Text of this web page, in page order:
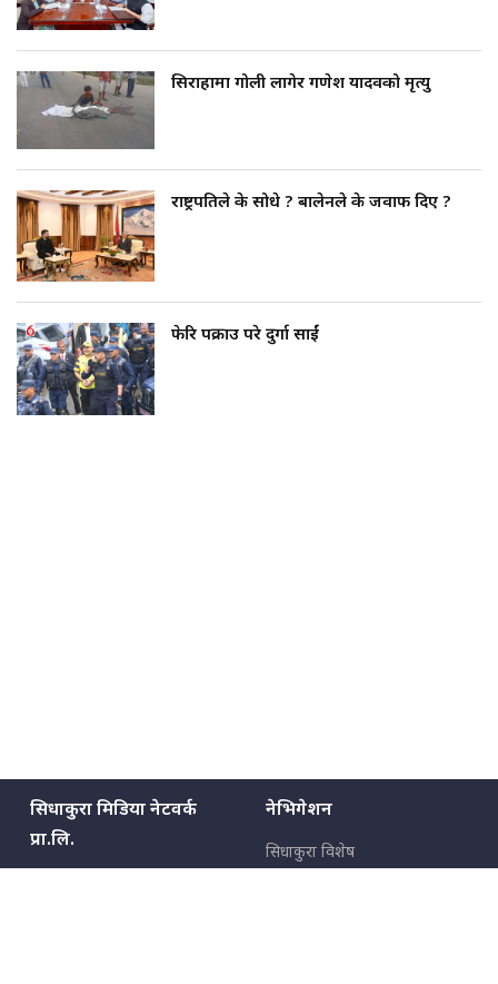
सिराहामा गोली लागेर गणेश यादवको मृत्यु
राष्ट्रपतिले के सोधे ? बालेनले के जवाफ दिए ?
फेरि पक्राउ परे दुर्गा प्रसाईं
सिधाकुरा मिडिया नेटवर्क
प्रा.लि.
नेभिगेशन
सिधाकुरा विशेष